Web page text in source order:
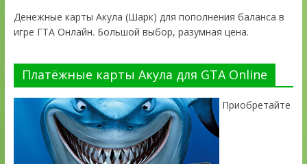
Денежные карты Акула (Шарк) для пополнения баланса в
игре ГТА Онлайн. Большой выбор, разумная цена.
Платёжные карты Акула для GTA Online
Приобретайте